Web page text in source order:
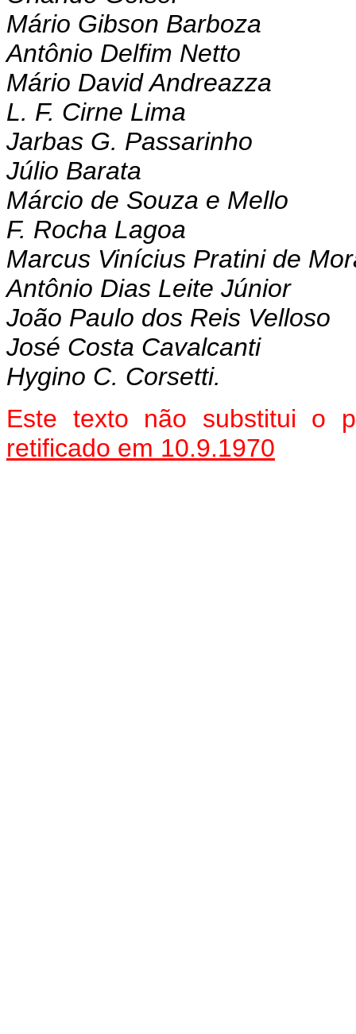
Mário Gibson Barboza
Antônio Delfim Netto
Mário David Andreazza
L. F. Cirne Lima
Jarbas G. Passarinho
Júlio Barata
Márcio de Souza e Mello
F. Rocha Lagoa
Marcus Vinícius Pratini de
Antônio Dias Leite Júnior
João Paulo dos Reis Velloso
José Costa Cavalcanti
Hygino C. Corsetti.
Este texto não substitui o
retificado em 10.9.1970